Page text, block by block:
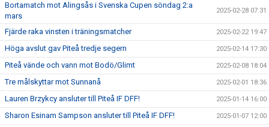
Bortamatch mot Alingsås i Svenska Cupen söndag 2:a
mars
2025-02-28 07:31
Fjärde raka vinsten i träningsmatcher 2025-02-22 19:47
Höga avslut gav Piteå tredje segern 2025-02-14 17:30
Piteå vände och vann mot Bodö/Glimt 2025-02-08 18:04
Tre målskyttar mot Sunnanå 2025-02-01 18:36
Lauren Brzykcy ansluter till Piteå IF DFF! 2025-01-14 16:00
Sharon Esinam Sampson ansluter till Piteå IF DFF! 2025-01-07 12:00